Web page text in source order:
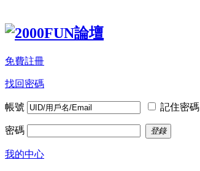
免費註冊
找回密碼
帳號 記住密碼
密碼 登錄
我的中心